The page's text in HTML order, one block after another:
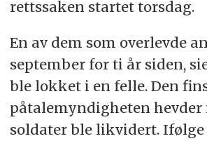
rettssaken startet torsdag.
En av dem som overlevde
september for ti år siden,
ble lokket i en felle. Den
påtalemyndigheten hevder
soldater ble likvidert.